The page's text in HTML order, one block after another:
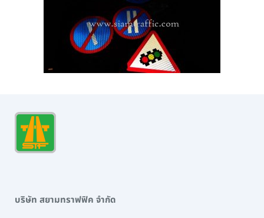
บริษัท สยามทราฟฟิค จำกัด